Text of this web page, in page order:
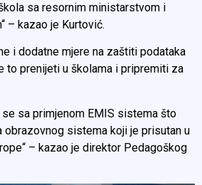
sa resornim ministarstvom i
– kazao je Kurtović.
i dodatne mjere na zaštiti podataka
to prenijeti u školama i pripremiti za
se sa primjenom EMIS sistema što
sistema koji je prisutan u
– kazao je direktor Pedagoškog